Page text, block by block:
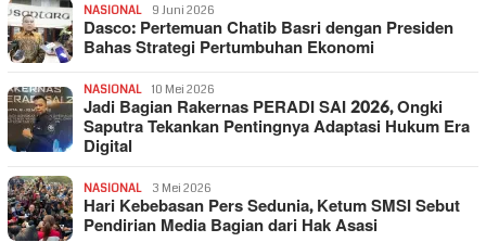
NASIONAL 9 Juni 2026
Dasco: Pertemuan Chatib Basri dengan Presiden
Bahas Strategi Pertumbuhan Ekonomi
NASIONAL 10 Mei 2026
Jadi Bagian Rakernas PERADI SAI 2026, Ongki
Saputra Tekankan Pentingnya Adaptasi Hukum Era
Digital
NASIONAL 3 Mei 2026
Hari Kebebasan Pers Sedunia, Ketum SMSI Sebut
Pendirian Media Bagian dari Hak Asasi